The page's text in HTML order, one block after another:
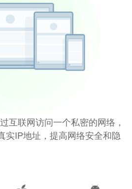
互联网访问一个私密的网络，
实IP地址，提高网络安全和隐